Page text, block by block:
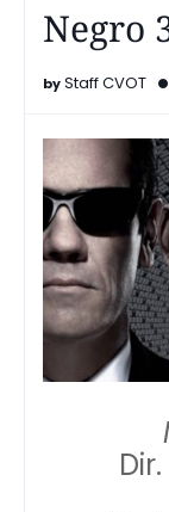
Negro
Staff CVOT